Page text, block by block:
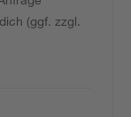
(ggf. zzgl.